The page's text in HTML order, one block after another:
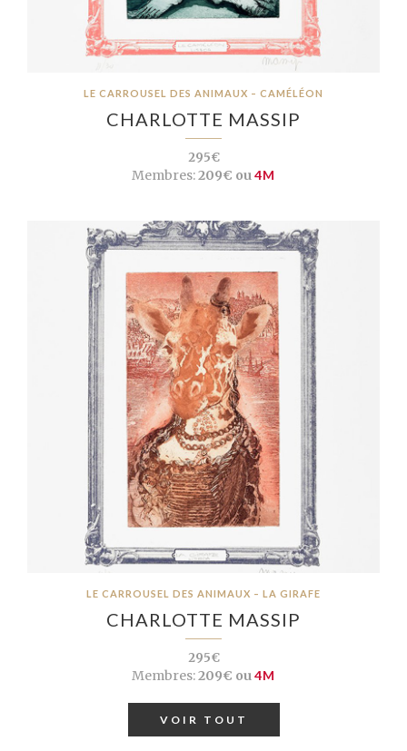
LE CARROUSEL DES ANIMAUX – CAMÉLÉON
CHARLOTTE MASSIP
295€
Membres:209€ ou4M
LE CARROUSEL DES ANIMAUX – LA GIRAFE
CHARLOTTE MASSIP
295€
Membres:209€ ou4M
VOIR TOUT